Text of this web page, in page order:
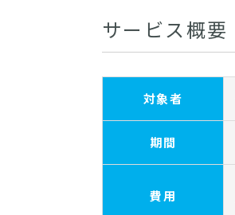
サービス概要
対象者
期間
費用